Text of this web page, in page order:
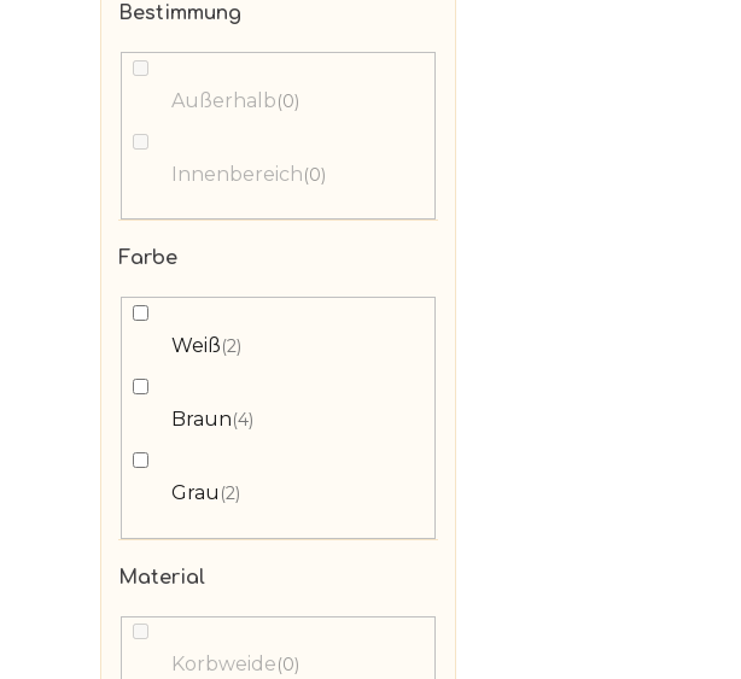
Bestimmung
Außerhalb 0
Innenbereich 0
Farbe
Weiß 2
Braun 4
Grau 2
Material
Korbweide 0